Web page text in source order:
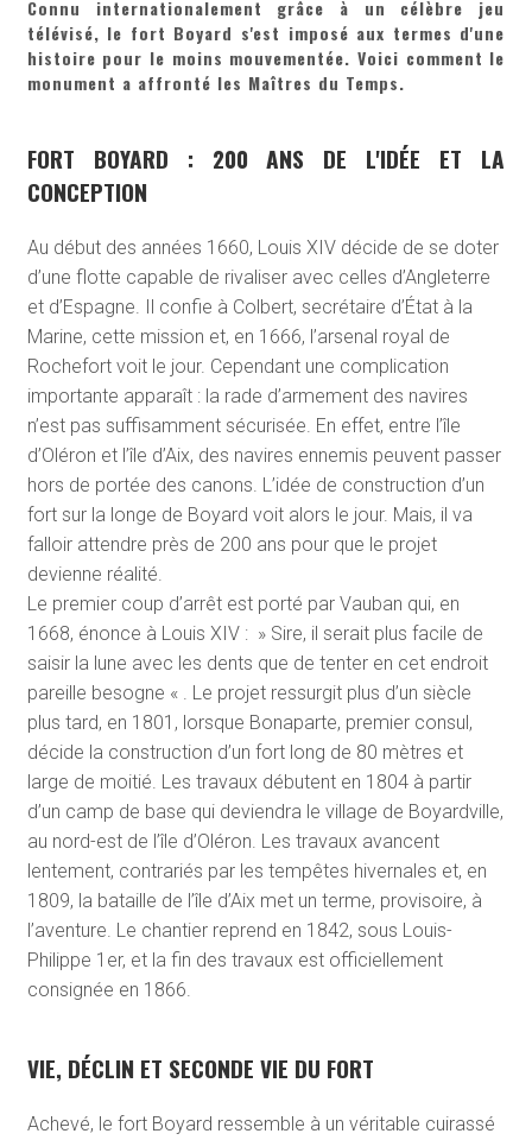
Connu internationalement grâce à un célèbre jeu
télévisé, le fort Boyard s'est imposé aux termes d'une
histoire pour le moins mouvementée. Voici comment le
monument a affronté les Maîtres du Temps.
FORT BOYARD : 200 ANS DE L'IDÉE ET LA
CONCEPTION
Au début des années 1660, Louis XIV décide de se doter
d’une flotte capable de rivaliser avec celles d’Angleterre
et d’Espagne. Il confie à Colbert, secrétaire d’État à la
Marine, cette mission et, en 1666, l’arsenal royal de
Rochefort voit le jour. Cependant une complication
importante apparaît : la rade d’armement des navires
n’est pas suffisamment sécurisée. En effet, entre l’île
d’Oléron et l’île d’Aix, des navires ennemis peuvent passer
hors de portée des canons. L’idée de construction d’un
fort sur la longe de Boyard voit alors le jour. Mais, il va
falloir attendre près de 200 ans pour que le projet
devienne réalité.
Le premier coup d’arrêt est porté par Vauban qui, en
1668, énonce à Louis XIV : » Sire, il serait plus facile de
saisir la lune avec les dents que de tenter en cet endroit
pareille besogne « . Le projet ressurgit plus d’un siècle
plus tard, en 1801, lorsque Bonaparte, premier consul,
décide la construction d’un fort long de 80 mètres et
large de moitié. Les travaux débutent en 1804 à partir
d’un camp de base qui deviendra le village de Boyardville,
au nord-est de l’île d’Oléron. Les travaux avancent
lentement, contrariés par les tempêtes hivernales et, en
1809, la bataille de l’île d’Aix met un terme, provisoire, à
l’aventure. Le chantier reprend en 1842, sous Louis-
Philippe 1 er, et la fin des travaux est officiellement
consignée en 1866.
VIE, DÉCLIN ET SECONDE VIE DU FORT
Achevé, le fort Boyard ressemble à un véritable cuirassé